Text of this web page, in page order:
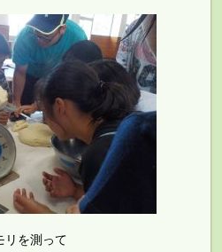
リを測って